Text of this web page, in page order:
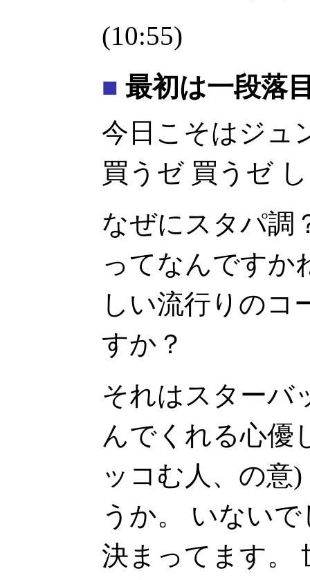
(10:55)
■ 最初は一段落
今日こそはジュ
買うゼ 買うゼ
なぜにスタパ調
ってなんですか
しい流行りのコ
すか？
それはスターバ
んでくれる心優
ッコむ人、の意
うか。 いない
決まってます。